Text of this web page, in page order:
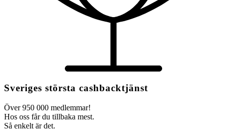
Sveriges största cashbacktjänst
Över 950 000 medlemmar!
Hos oss får du tillbaka mest.
Så enkelt är det.